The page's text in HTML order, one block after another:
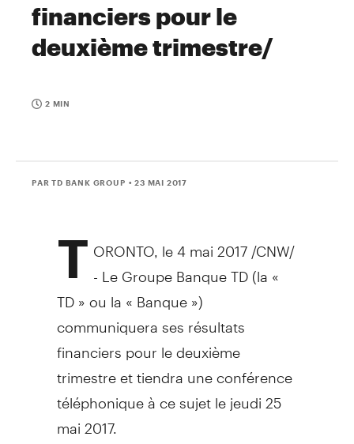
financiers pour le
deuxième trimestre/
2 MIN
PAR TD BANK GROUP • 23 MAI 2017
T ORONTO , le 4 mai 2017 /CNW/
-Le Groupe Banque TD(la «
TD » ou la « Banque »)
communiquera ses résultats
financiers pour le deuxième
trimestre et tiendra une conférence
téléphonique à ce sujet le jeudi 25
mai 2017.